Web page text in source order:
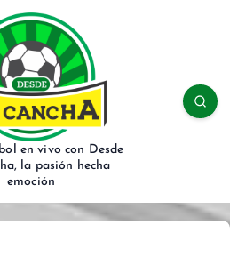
en vivo con Desde
la pasión hecha
emoción